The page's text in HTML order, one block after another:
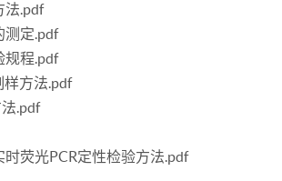
法.pdf
测定.pdf
规程.pdf
样方法.pdf
.pdf
荧光PCR定性检验方法.pdf